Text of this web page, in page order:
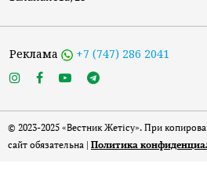
Реклама +7 (747) 286 2041
© 2023-2025 «Вестник Жетісу». При
сайт обязательна | Политика